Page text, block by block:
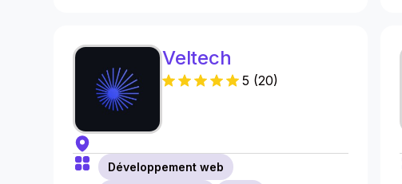
Veltech
5 (20)
Développement web